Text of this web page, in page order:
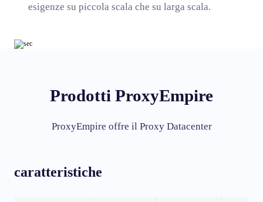
esigenze su piccola scala che su larga scala.
Prodotti ProxyEmpire
ProxyEmpire offre il Proxy Datacenter
caratteristiche